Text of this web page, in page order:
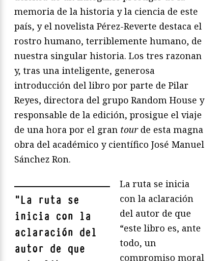
memoria de la historia y la ciencia de este
país, y el novelista Pérez-Reverte destaca el
rostro humano, terriblemente humano, de
nuestra singular historia. Los tres razonan
y, tras una inteligente, generosa
introducción del libro por parte de Pilar
Reyes, directora del grupo Random House y
responsable de la edición, prosigue el viaje
de una hora por el gran tourde esta magna
obra del académico y científico José Manuel
Sánchez Ron.
"La ruta se
inicia con la
aclaración del
autor de que
La ruta se inicia
con la aclaración
del autor de que
“este libro es, ante
todo, un
compromiso moral